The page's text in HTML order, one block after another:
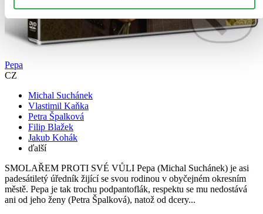
Pepa
CZ
Michal Suchánek
Vlastimil Kaňka
Petra Špalková
Filip Blažek
Jakub Kohák
ďalší
SMOLAŘEM PROTI SVÉ VŮLI Pepa (Michal Suchánek) je asi
padesátiletý úředník žijící se svou rodinou v obyčejném okresním
městě. Pepa je tak trochu podpantoflák, respektu se mu nedostává
ani od jeho ženy (Petra Špalková), natož od dcery...